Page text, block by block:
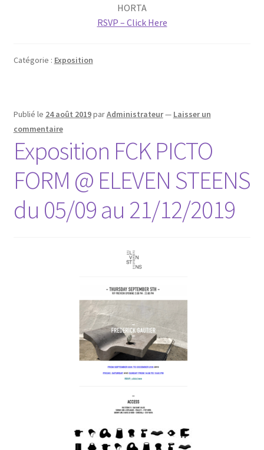
HORTA
RSVP – Click Here
Catégorie : Exposition
Publié le 24 août 2019parAdministrateur— Laisser un
commentaire
Exposition FCK PICTO
FORM @ ELEVEN STEENS
du 05/09 au 21/12/2019